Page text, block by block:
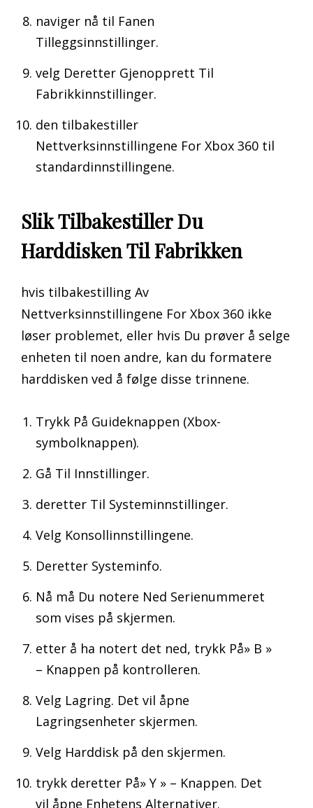
naviger nå til Fanen
Tilleggsinnstillinger.
velg Deretter Gjenopprett Til
Fabrikkinnstillinger.
den tilbakestiller
Nettverksinnstillingene For Xbox 360 til
standardinnstillingene.
Slik Tilbakestiller Du
Harddisken Til Fabrikken
hvis tilbakestilling Av
Nettverksinnstillingene For Xbox 360 ikke
løser problemet, eller hvis Du prøver å selge
enheten til noen andre, kan du formatere
harddisken ved å følge disse trinnene.
Trykk På Guideknappen (Xbox-
symbolknappen).
Gå Til Innstillinger.
deretter Til Systeminnstillinger.
Velg Konsollinnstillingene.
Deretter Systeminfo.
Nå må Du notere Ned Serienummeret
som vises på skjermen.
etter å ha notert det ned, trykk På» B »
– Knappen på kontrolleren.
Velg Lagring. Det vil åpne
Lagringsenheter skjermen.
Velg Harddisk på den skjermen.
trykk deretter På» Y » – Knappen. Det
vil åpne Enhetens Alternativer.